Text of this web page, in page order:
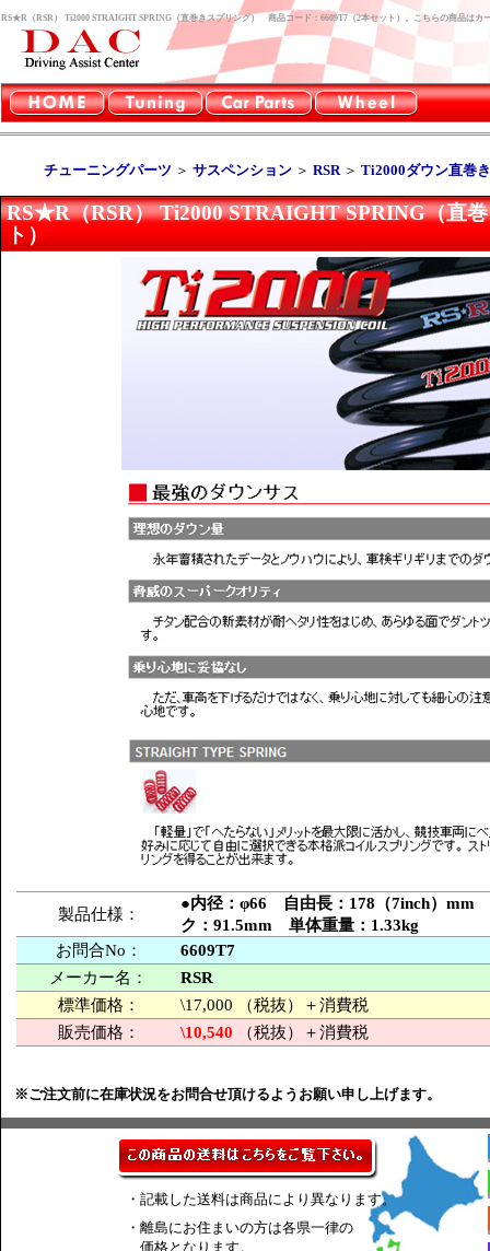
RS★R（RSR） Ti2000 STRAIGHT SPRING（直巻きスプリング） 商品コード：6609T7（2本セット）。こちらの商品はカ
チューニングパーツ ＞ サスペンション ＞ RSR＞ Ti2000ダウン直巻
RS★R（RSR） Ti2000 STRAIGHT SPRING（直
ト）
製品仕様：
●内径：φ66 自由長：178（7inch）
ク：91.5mm 単体重量：1.33kg
お問合No：
6609T7
メーカー名：
RSR
標準価格：
\17,000 （税抜）＋消費税
販売価格：
\10,540 （税抜）＋消費税
※ご注文前に在庫状況をお問合せ頂けるようお願い申し上げます。
・記載した送料は商品により異なります。
・離島にお住まいの方は各県一律の
価格となります。